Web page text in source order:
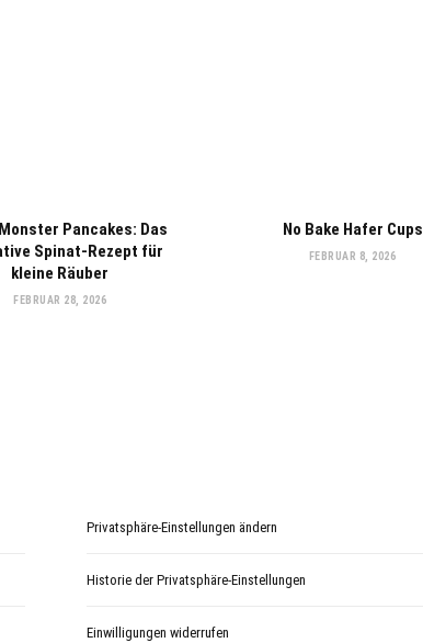
Pancakes: Das
Spinat-Rezept für
kleine Räuber
FEBRUAR 28, 2026
No Bake Hafer Cups
FEBRUAR 8, 2026
Privatsphäre-Einstellungen ändern
Historie der Privatsphäre-Einstellungen
Einwilligungen widerrufen